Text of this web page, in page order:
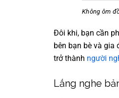
Không ôm
Đôi khi, bạn cần
bên bạn bè và gia
trở thành người
Lắng nghe